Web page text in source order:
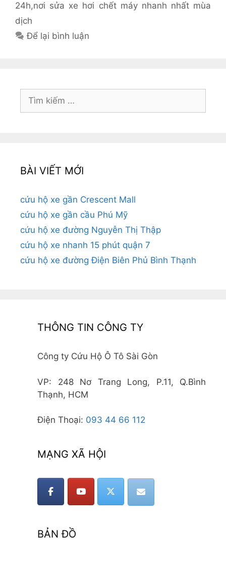
24h,nơi sửa xe hơi chết máy nhanh nhất mùa
dịch
Để lại bình luận
Tìm
BÀI VIẾT MỚI
cứu hộ xe gần Crescent Mall
cứu hộ xe gần cầu Phú Mỹ
cứu hộ xe đường Nguyễn Thị Thập
cứu hộ xe nhanh 15 phút quận 7
cứu hộ xe đường Điện Biên Phủ Bình Thạnh
THÔNG TIN CÔNG TY
Công ty Cứu Hộ Ô Tô Sài Gòn
VP: 248 Nơ Trang Long, P.11, Q.Bình
Thạnh, HCM
Điện Thoại: 093 44 66 112
MẠNG XÃ HỘI
BẢN ĐỒ